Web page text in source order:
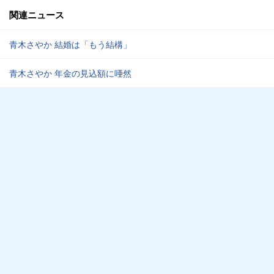
関連ニュース
青木さやか 結婚は「もう結構」
青木さやか 年金の見込額に唖然